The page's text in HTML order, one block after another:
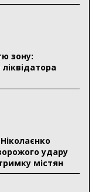
обігріву
нову
фонд
у липні
зону:
удару
містян